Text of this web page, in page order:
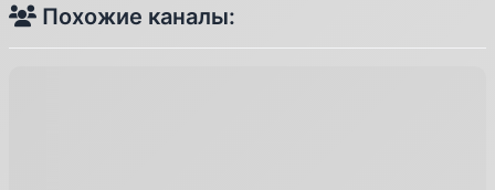
Похожие каналы: